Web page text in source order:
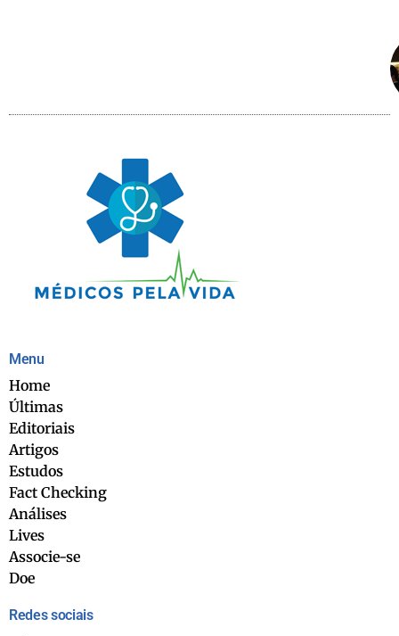
Menu
Home
Últimas
Editoriais
Artigos
Estudos
Fact Checking
Análises
Lives
Associe-se
Doe
Redes sociais